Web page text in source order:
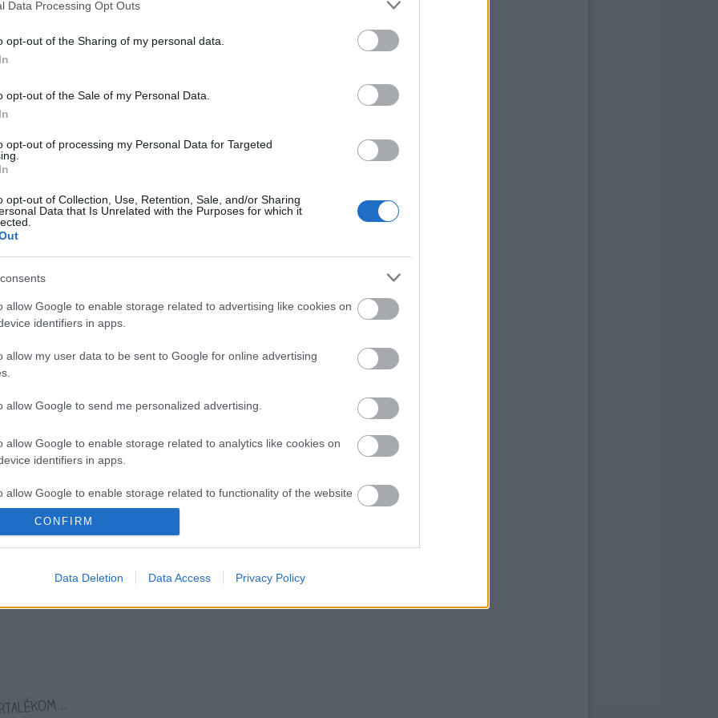
Data Processing Opt Outs
opt-out of the Sharing of my personal data.
opt-out of the Sale of my Personal Data.
opt-out of processing my Personal Data for Targeted
opt-out of Collection, Use, Retention, Sale, and/or Sharing
Data that Is Unrelated with the Purposes for which it
allow Google to enable storage related to advertising like cookies on
identifiers in apps.
allow my user data to be sent to Google for online advertising
allow Google to send me personalized advertising.
allow Google to enable storage related to analytics like cookies on
identifiers in apps.
allow Google to enable storage related to functionality of the website
allow Google to enable storage related to security, including
CONFIRM
Data Deletion Data Access Privacy Policy
is szükséged
pöttyösek az üvegpoharaid, állandóan foltos a
ruháid sem igazán puhák? Ezekkel az apró,
azért kell megküzdenünk, mert
részén kemény vagy közepesen kemény a víz. A
mosógépedet
utána fotó
hogy újra régi fényében ragyoghasson!
és nem fogsz hinni a szemednek.
3komment